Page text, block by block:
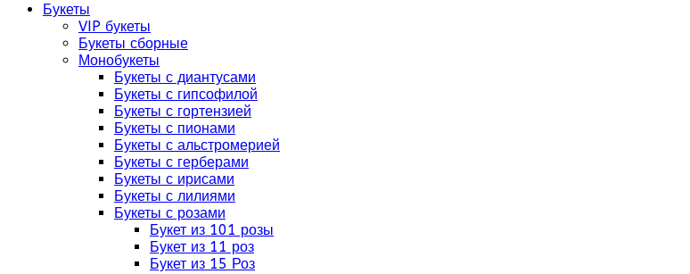
Букеты
VIP букеты
Букеты сборные
Монобукеты
Букеты с диантусами
Букеты с гипсофилой
Букеты с гортензией
Букеты с пионами
Букеты с альстромерией
Букеты с герберами
Букеты с ирисами
Букеты с лилиями
Букеты с розами
Букет из 101 розы
Букет из 11 роз
Букет из 15 Роз